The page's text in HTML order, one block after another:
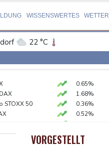
WISSENSWERTES WETTER
22 °C
- Festnahme
Markt
zu Merz-Rücktritt
0.65%
1.68%
STOXX 50
0.36%
0.52%
0.1%
0.35%
VORGESTELLT